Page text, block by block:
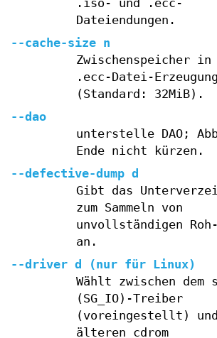
.iso- und .ecc-
Dateiendungen.
--cache-size n
Zwischenspeicher in
.ecc-Datei-
(Standard: 32MiB).
--dao
unterstelle DAO;
Ende nicht kürzen.
--defective-dump d
Gibt das
zum Sammeln von
unvollständigen
an.
--driver d (nur für Linux)
Wählt zwischen dem
(SG_IO)-Treiber
(voreingestellt) und
älteren cdrom